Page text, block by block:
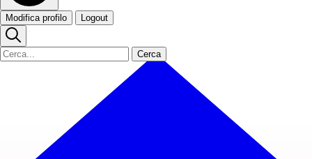
Modifica profilo Logout
Cerca